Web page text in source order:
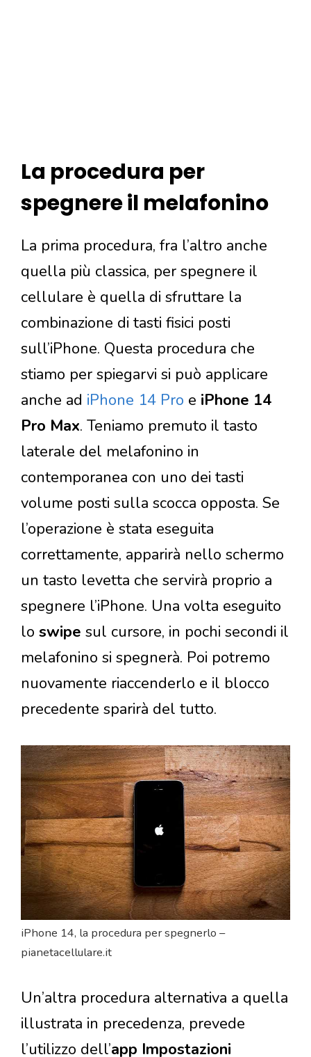
La procedura per
spegnere il melafonino
La prima procedura, fra l’altro anche
quella più classica, per spegnere il
cellulare è quella di sfruttare la
combinazione di tasti fisici posti
sull’iPhone. Questa procedura che
stiamo per spiegarvi si può applicare
anche ad iPhone 14 Pro e iPhone 14
Pro Max. Teniamo premuto il tasto
laterale del melafonino in
contemporanea con uno dei tasti
volume posti sulla scocca opposta. Se
l’operazione è stata eseguita
correttamente, apparirà nello schermo
un tasto levetta che servirà proprio a
spegnere l’iPhone. Una volta eseguito
lo swipe sul cursore, in pochi secondi il
melafonino si spegnerà. Poi potremo
nuovamente riaccenderlo e il blocco
precedente sparirà del tutto.
iPhone 14, la procedura per spegnerlo –
pianetacellulare.it
Un’altra procedura alternativa a quella
illustrata in precedenza, prevede
l’utilizzo dell’app Impostazioni